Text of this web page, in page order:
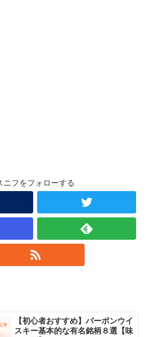
ニフをフォローする
【初心者おすすめ】バーボンウイ
スキー基本的な有名銘柄８選【味